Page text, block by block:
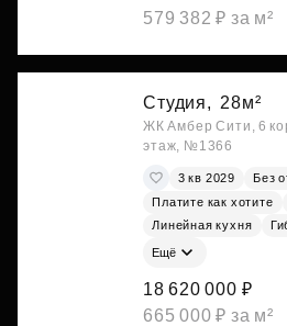
579 382 ₽ за м²
Студия, 28м²
ЖК Амбер Сити, 6
этаж, №1366
3 кв 2029
Без
Платите как хотите
Линейная кухня
Ещё
18 620 000 ₽
665 000 ₽ за м²